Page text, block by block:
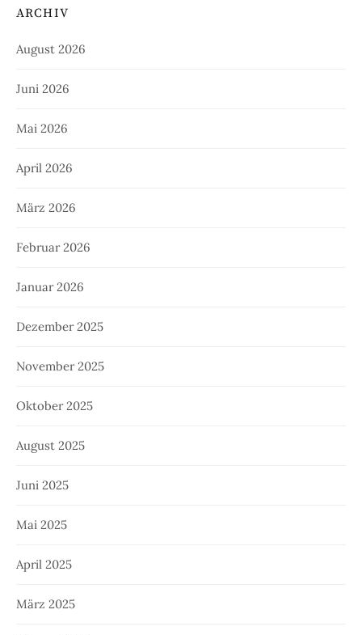
ARCHIV
August 2026
Juni 2026
Mai 2026
April 2026
März 2026
Februar 2026
Januar 2026
Dezember 2025
November 2025
Oktober 2025
August 2025
Juni 2025
Mai 2025
April 2025
März 2025